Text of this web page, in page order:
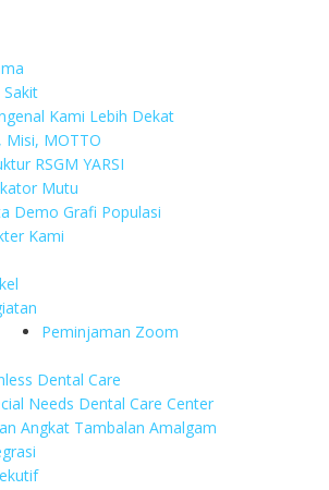
Kami Lebih Dekat
Misi, MOTTO
RSGM YARSI
Mutu
Demo Grafi Populasi
Kami
Peminjaman Zoom
Dental Care
Needs Dental Care Center
Angkat Tambalan Amalgam